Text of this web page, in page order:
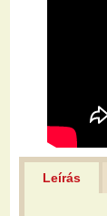
Leírás